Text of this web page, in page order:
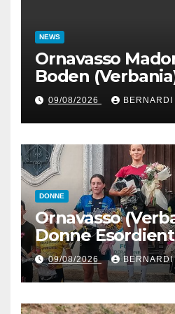
NEWS
Ornavasso
Boden
Cocca per la
Firenze, Elisa
Sansottera per
tra le migliori
09/08/2026 BERNARDI
DONNE
Ornavasso
Donne
Santuario
Boden, Aurora
Martina
campionesse
09/08/2026 BERNARDI